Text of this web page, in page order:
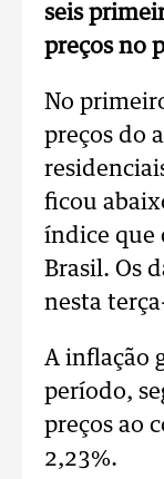
seis
preços no
No
preços do
ficou
índice que
Brasil. Os
nesta
A inflação
período,
preços ao
2,23%.